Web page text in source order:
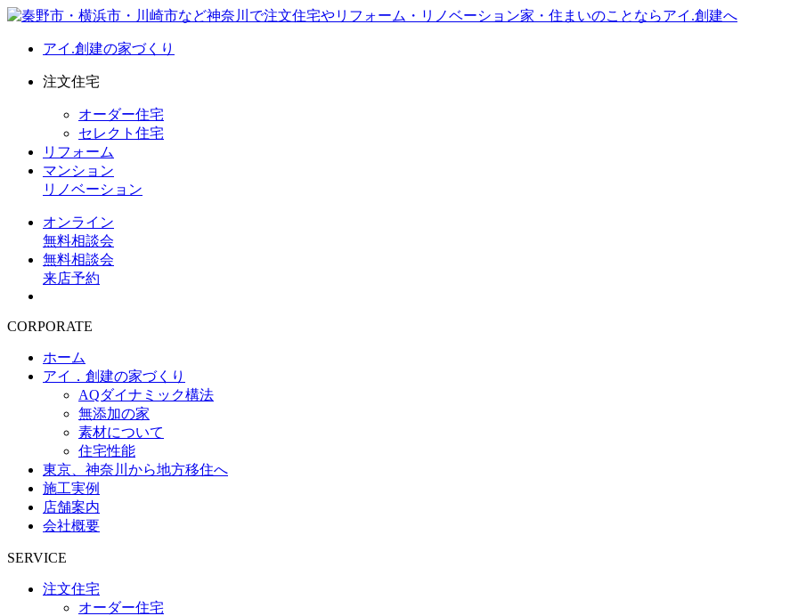
アイ.創建の家づくり
注文住宅
オーダー住宅
セレクト住宅
リフォーム
マンション
リノベーション
オンライン
無料相談会
無料相談会
来店予約
CORPORATE
ホーム
アイ．創建の家づくり
AQダイナミック構法
無添加の家
素材について
住宅性能
東京、神奈川から地方移住へ
施工実例
店舗案内
会社概要
SERVICE
注文住宅
オーダー住宅